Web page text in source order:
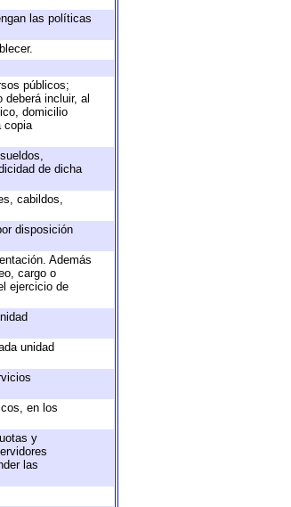
las políticas
públicos;
incluir, al
domicilio
copia
de dicha
cabildos,
disposición
Además
cargo o
ejercicio de
unidad
en los
y
las